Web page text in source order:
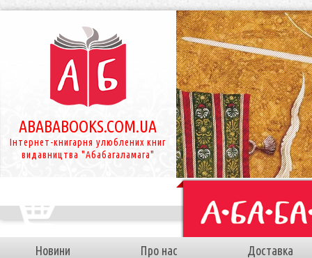
ABABABOOKS.COM.UA
Інтернет-книгарня улюблених книг
видавництва "Абабагаламага"
Новини Про нас Доставка